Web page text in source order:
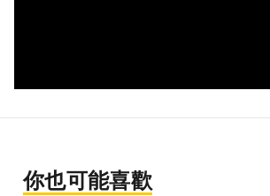
你也可能喜歡